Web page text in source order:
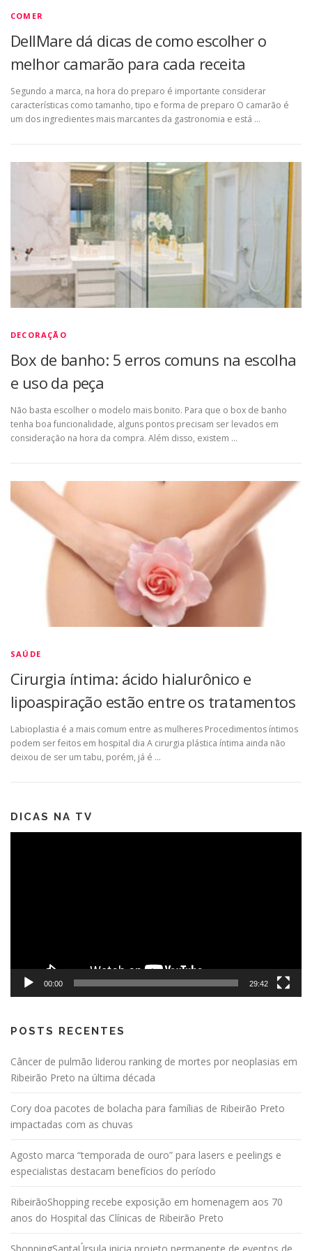
COMER
DellMare dá dicas de como escolher o
melhor camarão para cada receita
Segundo a marca, na hora do preparo é importante considerar
características como tamanho, tipo e forma de preparo O camarão é
um dos ingredientes mais marcantes da gastronomia e está …
DECORAÇÃO
Box de banho: 5 erros comuns na escolha
e uso da peça
Não basta escolher o modelo mais bonito. Para que o box de banho
tenha boa funcionalidade, alguns pontos precisam ser levados em
consideração na hora da compra. Além disso, existem …
SAÚDE
Cirurgia íntima: ácido hialurônico e
lipoaspiração estão entre os tratamentos
Labioplastia é a mais comum entre as mulheres Procedimentos íntimos
podem ser feitos em hospital dia A cirurgia plástica íntima ainda não
deixou de ser um tabu, porém, já é …
DICAS NA TV
00:00 29:42
POSTS RECENTES
Câncer de pulmão liderou ranking de mortes por neoplasias em
Ribeirão Preto na última década
Cory doa pacotes de bolacha para famílias de Ribeirão Preto
impactadas com as chuvas
Agosto marca “temporada de ouro” para lasers e peelings e
especialistas destacam benefícios do período
RibeirãoShopping recebe exposição em homenagem aos 70
anos do Hospital das Clínicas de Ribeirão Preto
ShoppingSantaÚrsula inicia projeto permanente de eventos de